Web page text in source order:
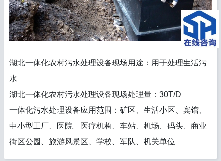
湖北一体化农村污水处理设备现场用途：用于处理生活污
水
湖北一体化农村污水处理设备现场处理量：30T/D
一体化污水处理设备应用范围：矿区、生活小区、宾馆、
中小型工厂、医院、医疗机构、车站、机场、码头、商业
街区公园、旅游风景区、学校、军队、机关单位